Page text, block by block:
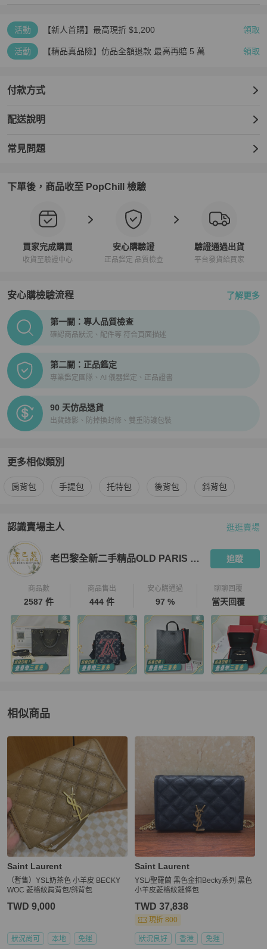
活動 【新人首購】最高現折 $1,200 領取
活動 【精品真品險】仿品全額退款 最高再賠 5 萬 領取
付款方式
配送說明
常見問題
下單後，商品收至 PopChill 檢驗
買家完成購買
收貨至驗證中心
安心購驗證
正品鑑定 品質檢查
驗證通過出貨
平台發貨給買家
安心購檢驗流程 了解更多
PopChill拍拍圈正品驗證、安心購檢驗流程介紹
第一關：專人品質檢查
確認商品狀況、配件等 符合頁面描述
第二關：正品鑑定
專業鑑定團隊、AI 儀器鑑定、正品證書
90 天仿品退貨
出貨錄影、防掉換封條、雙重防護包裝
更多相似類別
更多Saint Laurent女包 相似商品推薦
肩背包 手提包 托特包 後背包 斜背包
認識賣場主人
PopChill 拍拍圈嚴選賣家 老巴黎全新二手精品OLD PARIS
逛逛賣場
老巴黎全新二手精品OLD PARIS Boutique 追蹤
商品數
2587 件
商品售出
444 件
安心購通過
97 %
聊聊回覆
當天回覆
相似商品
更多相似Saint Laurent女包推薦精品
Saint Laurent
（暫售）YSL奶茶色 小羊皮 BECKY
WOC 菱格紋肩背包/斜背包
TWD 9,000
狀況尚可 本地 免運
Saint Laurent
YSL/聖羅蘭 黑色金扣Becky系列 黑色
小羊皮菱格紋鏈條包
TWD 37,838
現折 800
狀況良好 香港 免運